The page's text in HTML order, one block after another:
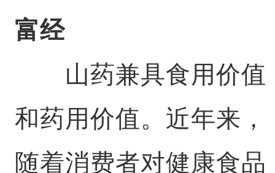
富经
山药兼具食用价值
和药用价值。近年来，
随着消费者对健康食品